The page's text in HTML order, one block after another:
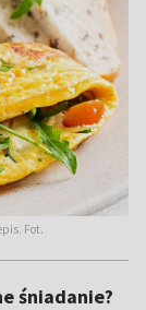
Fot.
śniadanie?